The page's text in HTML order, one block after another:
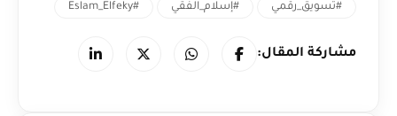
#تسويق_رقمي
#إسلام_الفقي #Eslam_Elfeky
مشاركة المقال: